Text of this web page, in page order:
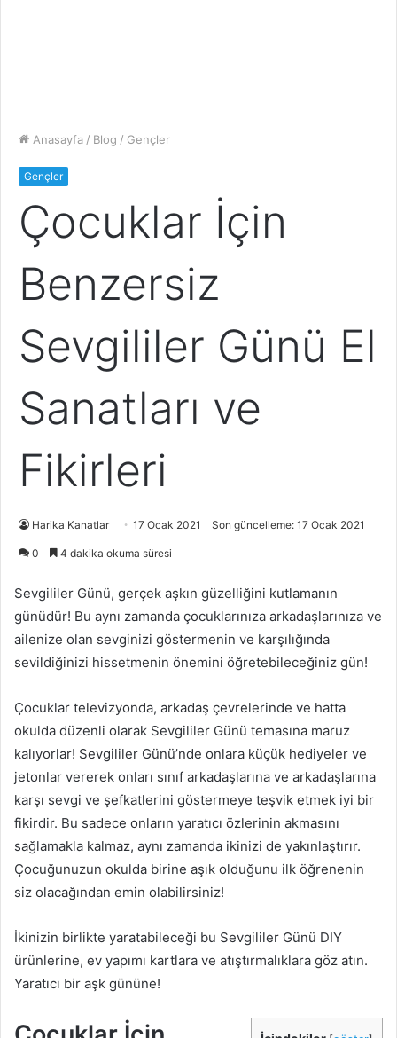
Anasayfa / Blog / Gençler
Gençler
Çocuklar İçin
Benzersiz
Sevgililer Günü El
Sanatları ve
Fikirleri
Harika Kanatlar 17 Ocak 2021 Son güncelleme: 17 Ocak 2021
0 4 dakika okuma süresi
Sevgililer Günü, gerçek aşkın güzelliğini kutlamanın
günüdür! Bu aynı zamanda çocuklarınıza arkadaşlarınıza ve
ailenize olan sevginizi göstermenin ve karşılığında
sevildiğinizi hissetmenin önemini öğretebileceğiniz gün!
Çocuklar televizyonda, arkadaş çevrelerinde ve hatta
okulda düzenli olarak Sevgililer Günü temasına maruz
kalıyorlar! Sevgililer Günü’nde onlara küçük hediyeler ve
jetonlar vererek onları sınıf arkadaşlarına ve arkadaşlarına
karşı sevgi ve şefkatlerini göstermeye teşvik etmek iyi bir
fikirdir. Bu sadece onların yaratıcı özlerinin akmasını
sağlamakla kalmaz, aynı zamanda ikinizi de yakınlaştırır.
Çocuğunuzun okulda birine aşık olduğunu ilk öğrenenin
siz olacağından emin olabilirsiniz!
İkinizin birlikte yaratabileceği bu Sevgililer Günü DIY
ürünlerine, ev yapımı kartlara ve atıştırmalıklara göz atın.
Yaratıcı bir aşk gününe!